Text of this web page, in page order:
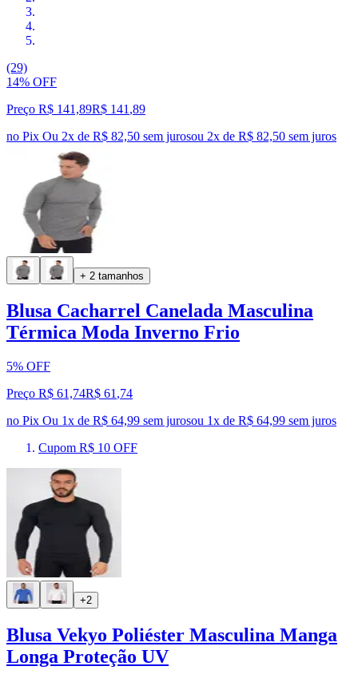
(29)
14% OFF
Preço R$ 141,89R$ 141 ,89
no Pix Ou 2x de R$ 82,50 sem jurosou 2x de R$ 82,50 sem juros
+ 2 tamanhos
Blusa Cacharrel Canelada Masculina
Térmica Moda Inverno Frio
5% OFF
Preço R$ 61,74R$ 61 ,74
no Pix Ou 1x de R$ 64,99 sem jurosou 1x de R$ 64,99 sem juros
Cupom R$ 10 OFF
+2
Blusa Vekyo Poliéster Masculina Manga
Longa Proteção UV